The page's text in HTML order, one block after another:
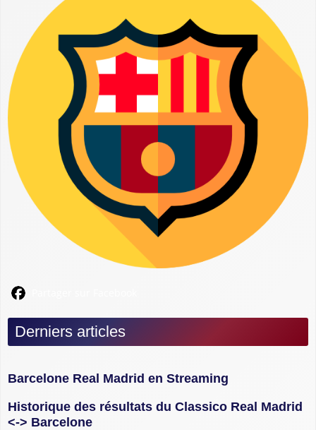
Derniers articles
Barcelone Real Madrid en Streaming
Historique des résultats du Classico Real Madrid
<-> Barcelone